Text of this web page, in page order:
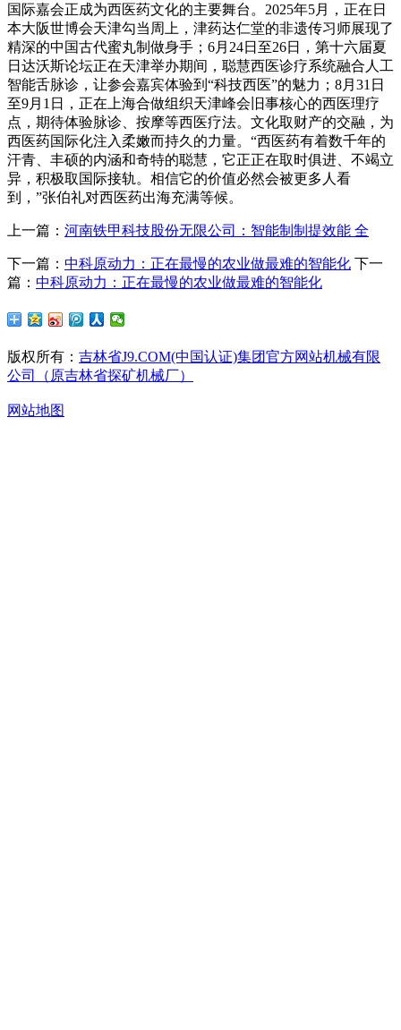
国际嘉会正成为西医药文化的主要舞台。2025年5月，正在日
本大阪世博会天津勾当周上，津药达仁堂的非遗传习师展现了
精深的中国古代蜜丸制做身手；6月24日至26日，第十六届夏
日达沃斯论坛正在天津举办期间，聪慧西医诊疗系统融合人工
智能舌脉诊，让参会嘉宾体验到“科技西医”的魅力；8月31日
至9月1日，正在上海合做组织天津峰会旧事核心的西医理疗
点，期待体验脉诊、按摩等西医疗法。文化取财产的交融，为
西医药国际化注入柔嫩而持久的力量。“西医药有着数千年的
汗青、丰硕的内涵和奇特的聪慧，它正正在取时俱进、不竭立
异，积极取国际接轨。相信它的价值必然会被更多人看
到，”张伯礼对西医药出海充满等候。
上一篇： 河南铁甲科技股份无限公司：智能制制提效能 全
下一篇： 中科原动力：正在最慢的农业做最难的智能化 下一
篇： 中科原动力：正在最慢的农业做最难的智能化
版权所有： 吉林省J9.COM(中国认证)集团官方网站机械有限
公司（原吉林省探矿机械厂）
网站地图